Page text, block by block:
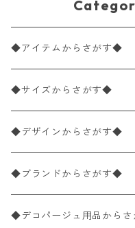
◆アイテムからさがす◆
ペーパーナプキン2枚バラ売
ペーパーナプキン1枚バラ売
ペーパーナプキン20枚入り
ペーパーナプキン10枚入り
◆サイズからさがす◆
33×33cm（ランチサイズ）
バラ売り
パック売り
25×25cm（カクテルサイズ
バラ売り
40×40cm（ディナーサイ
◆デザインからさがす◆
花柄
植物・グリーン柄
◆ブランドからさがす◆
ドイツ製 IHR/イア
◆デコパージュ用品から